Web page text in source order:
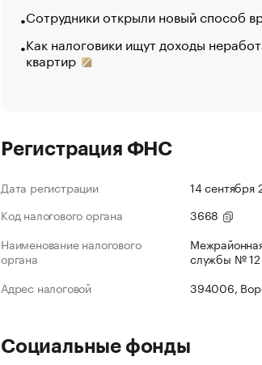
Сотрудники открыли новый способ
Как налоговики ищут доходы
квартир
Регистрация ФНС
Дата регистрации
14 сентября
Код налогового органа
3668
Наименование налогового
органа
службы № 12
Адрес налоговой
394006,
Социальные фонды